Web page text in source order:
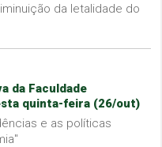
da letalidade do
da Faculdade
quinta-feira (26/out)
e as políticas